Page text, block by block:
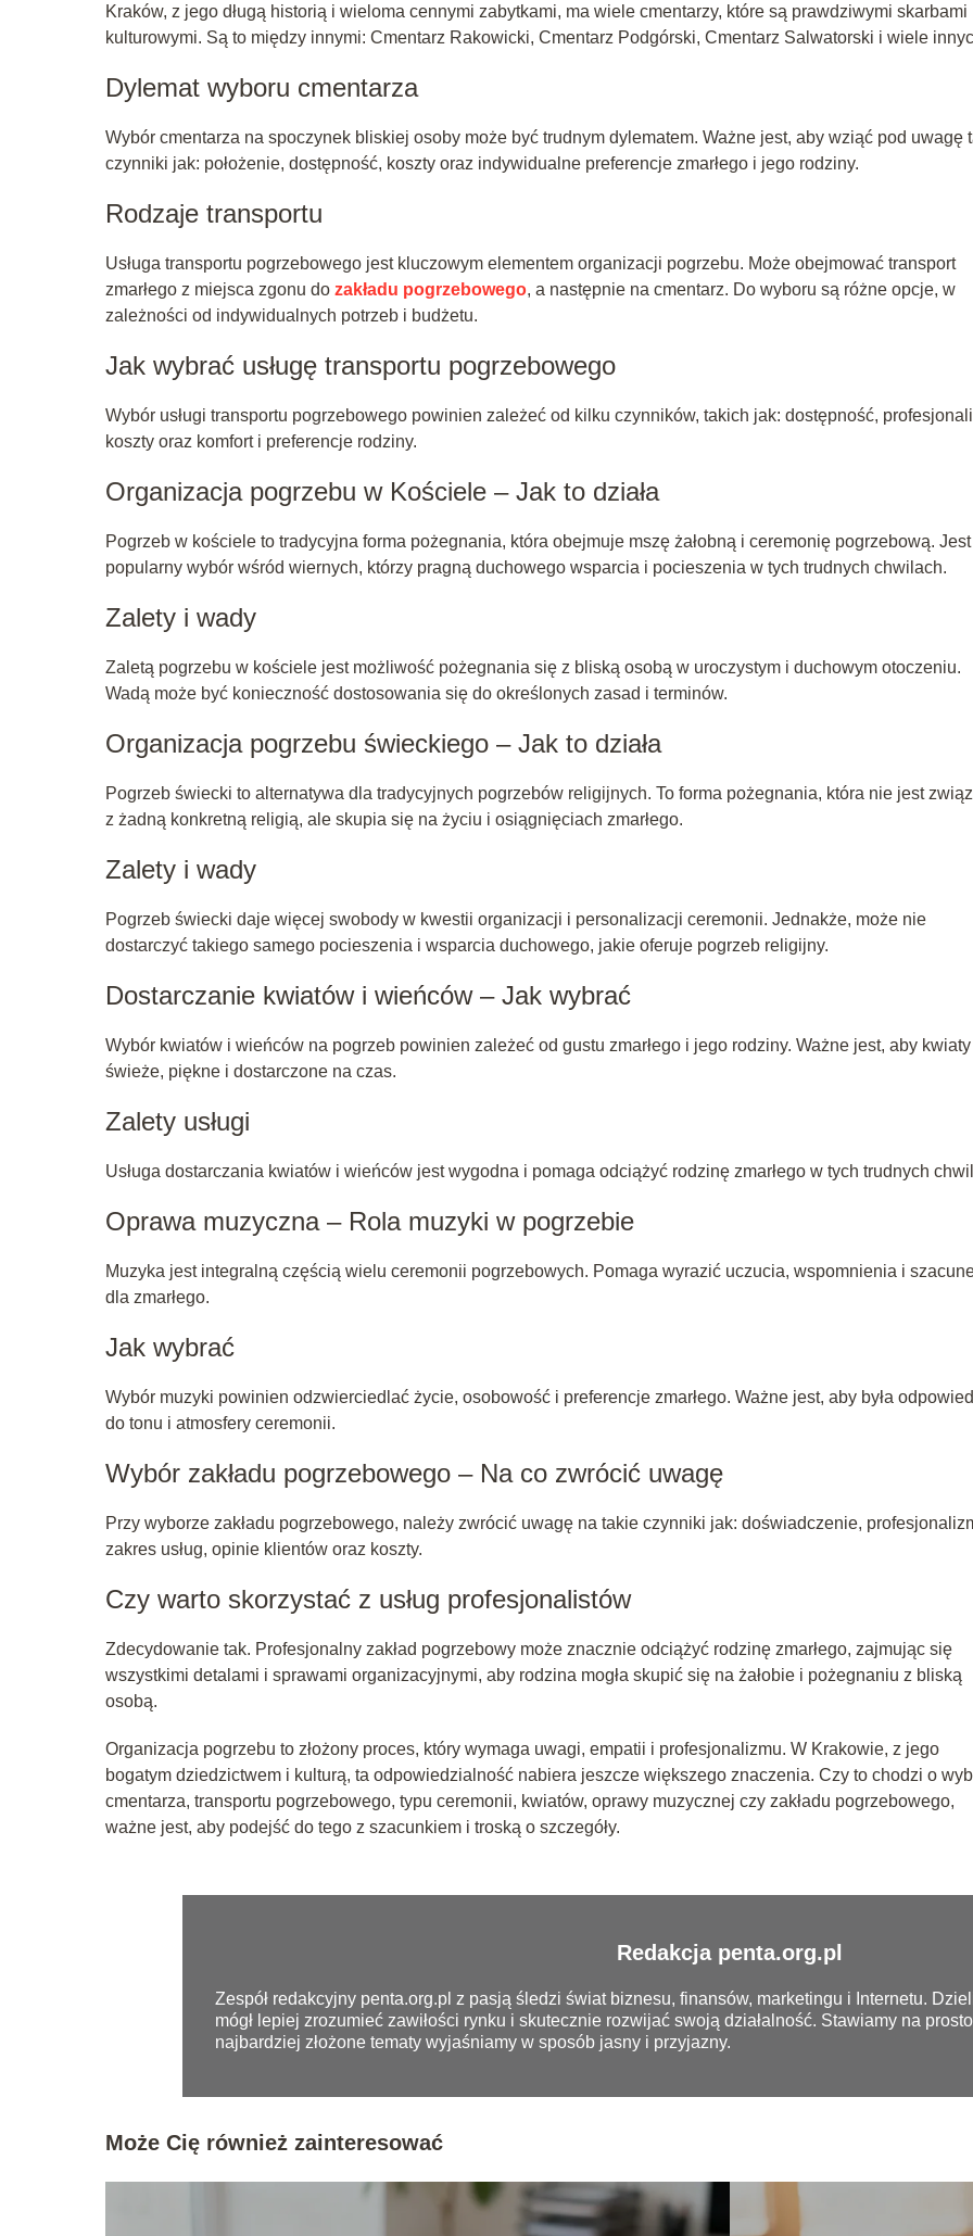
Kraków, z jego długą historią i wieloma cennymi zabytkami, ma wiele cmentarzy, które są prawdziwymi skarbami
kulturowymi. Są to między innymi: Cmentarz Rakowicki, Cmentarz Podgórski, Cmentarz Salwatorski i wiele
Dylemat wyboru cmentarza
Wybór cmentarza na spoczynek bliskiej osoby może być trudnym dylematem. Ważne jest, aby wziąć pod uwagę
czynniki jak: położenie, dostępność, koszty oraz indywidualne preferencje zmarłego i jego rodziny.
Rodzaje transportu
Usługa transportu pogrzebowego jest kluczowym elementem organizacji pogrzebu. Może obejmować transport
zmarłego z miejsca zgonu do zakładu pogrzebowego, a następnie na cmentarz. Do wyboru są różne opcje, w
zależności od indywidualnych potrzeb i budżetu.
Jak wybrać usługę transportu pogrzebowego
Wybór usługi transportu pogrzebowego powinien zależeć od kilku czynników, takich jak: dostępność,
koszty oraz komfort i preferencje rodziny.
Organizacja pogrzebu w Kościele – Jak to działa
Pogrzeb w kościele to tradycyjna forma pożegnania, która obejmuje mszę żałobną i ceremonię pogrzebową.
popularny wybór wśród wiernych, którzy pragną duchowego wsparcia i pocieszenia w tych trudnych chwilach.
Zalety i wady
Zaletą pogrzebu w kościele jest możliwość pożegnania się z bliską osobą w uroczystym i duchowym otoczeniu.
Wadą może być konieczność dostosowania się do określonych zasad i terminów.
Organizacja pogrzebu świeckiego – Jak to działa
Pogrzeb świecki to alternatywa dla tradycyjnych pogrzebów religijnych. To forma pożegnania, która nie jest
z żadną konkretną religią, ale skupia się na życiu i osiągnięciach zmarłego.
Zalety i wady
Pogrzeb świecki daje więcej swobody w kwestii organizacji i personalizacji ceremonii. Jednakże, może nie
dostarczyć takiego samego pocieszenia i wsparcia duchowego, jakie oferuje pogrzeb religijny.
Dostarczanie kwiatów i wieńców – Jak wybrać
Wybór kwiatów i wieńców na pogrzeb powinien zależeć od gustu zmarłego i jego rodziny. Ważne jest, aby kwiaty
świeże, piękne i dostarczone na czas.
Zalety usługi
Usługa dostarczania kwiatów i wieńców jest wygodna i pomaga odciążyć rodzinę zmarłego w tych trudnych
Oprawa muzyczna – Rola muzyki w pogrzebie
Muzyka jest integralną częścią wielu ceremonii pogrzebowych. Pomaga wyrazić uczucia, wspomnienia i
dla zmarłego.
Jak wybrać
Wybór muzyki powinien odzwierciedlać życie, osobowość i preferencje zmarłego. Ważne jest, aby była
do tonu i atmosfery ceremonii.
Wybór zakładu pogrzebowego – Na co zwrócić uwagę
Przy wyborze zakładu pogrzebowego, należy zwrócić uwagę na takie czynniki jak: doświadczenie,
zakres usług, opinie klientów oraz koszty.
Czy warto skorzystać z usług profesjonalistów
Zdecydowanie tak. Profesjonalny zakład pogrzebowy może znacznie odciążyć rodzinę zmarłego, zajmując się
wszystkimi detalami i sprawami organizacyjnymi, aby rodzina mogła skupić się na żałobie i pożegnaniu z bliską
osobą.
Organizacja pogrzebu to złożony proces, który wymaga uwagi, empatii i profesjonalizmu. W Krakowie, z jego
bogatym dziedzictwem i kulturą, ta odpowiedzialność nabiera jeszcze większego znaczenia. Czy to chodzi o
cmentarza, transportu pogrzebowego, typu ceremonii, kwiatów, oprawy muzycznej czy zakładu pogrzebowego,
ważne jest, aby podejść do tego z szacunkiem i troską o szczegóły.
Redakcja penta.org.pl
Zespół redakcyjny penta.org.pl z pasją śledzi świat biznesu, finansów, marketingu i Internetu.
mógł lepiej zrozumieć zawiłości rynku i skutecznie rozwijać swoją działalność. Stawiamy na
najbardziej złożone tematy wyjaśniamy w sposób jasny i przyjazny.
Może Cię również zainteresować